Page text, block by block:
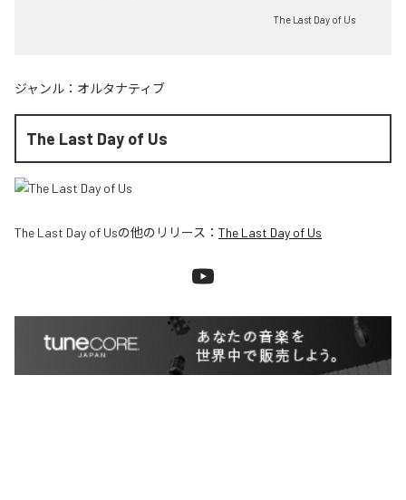
The Last Day of Us
ジャンル： オルタナティブ
The Last Day of Us
The Last Day of Usの他のリリース： The Last Day of Us